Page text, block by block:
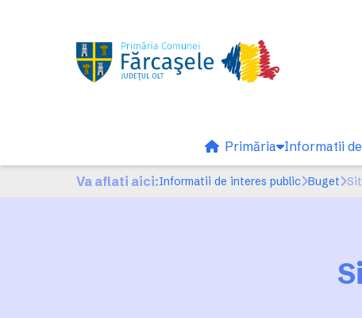
Primăria Informatii
Va aflati aici:Informatii de interes public Buget